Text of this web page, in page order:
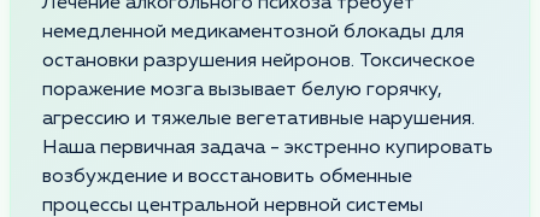
немедленной медикаментозной блокады для
остановки разрушения нейронов. Токсическое
поражение мозга вызывает белую горячку,
агрессию и тяжелые вегетативные нарушения.
Наша первичная задача - экстренно купировать
возбуждение и восстановить обменные
процессы центральной нервной системы